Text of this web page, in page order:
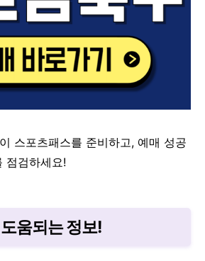
스포츠패스를 준비하고, 예매 성공
점검하세요!
움되는 정보!